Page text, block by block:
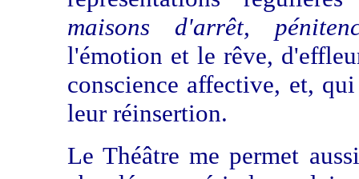
maisons d'arrêt,
l'émotion et le rêve,
conscience affective, et,
leur réinsertion.
Le Théâtre me permet